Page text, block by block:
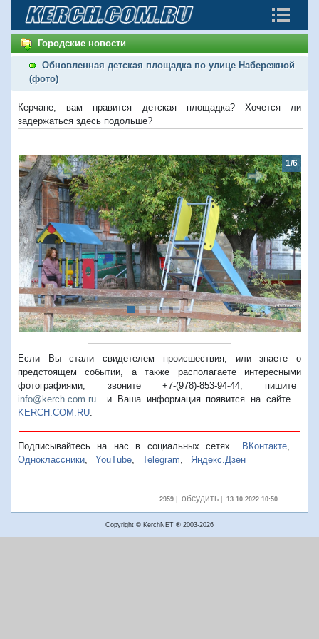
Городские новости
Обновленная детская площадка по улице Набережной
(фото)
Керчане, вам нравится детская площадка? Хочется ли
задержаться здесь подольше?
1/6
Предыдущий
Если Вы стали свидетелем происшествия, или знаете о
предстоящем событии, а также располагаете интересными
фотографиями, звоните +7-(978)-853-94-44, пишите
info@kerch.com.ru и Ваша информация появится на сайте
KERCH.COM.RU.
Подписывайтесь на нас в социальных сетях ВКонтакте,
Одноклассники, YouTube, Telegram, Яндекс.Дзен
2959| обсудить| 13.10.2022 10:50
Copyright © KerchNET ® 2003-2026